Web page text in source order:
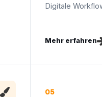
Digitale
Mehr erfahren
05